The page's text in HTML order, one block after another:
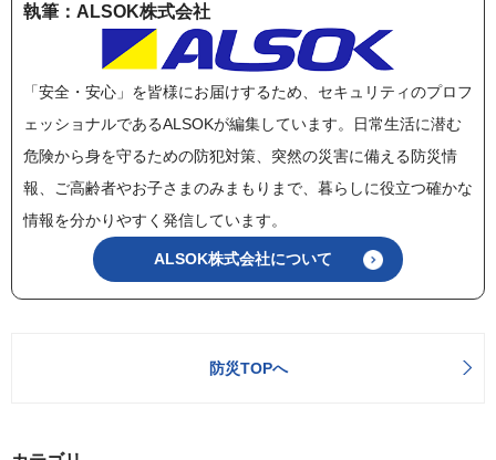
執筆：ALSOK株式会社
「安全・安心」を皆様にお届けするため、セキュリティのプロフ
ェッショナルであるALSOKが編集しています。日常生活に潜む
危険から身を守るための防犯対策、突然の災害に備える防災情
報、ご高齢者やお子さまのみまもりまで、暮らしに役立つ確かな
情報を分かりやすく発信しています。
ALSOK株式会社について
防災TOPへ